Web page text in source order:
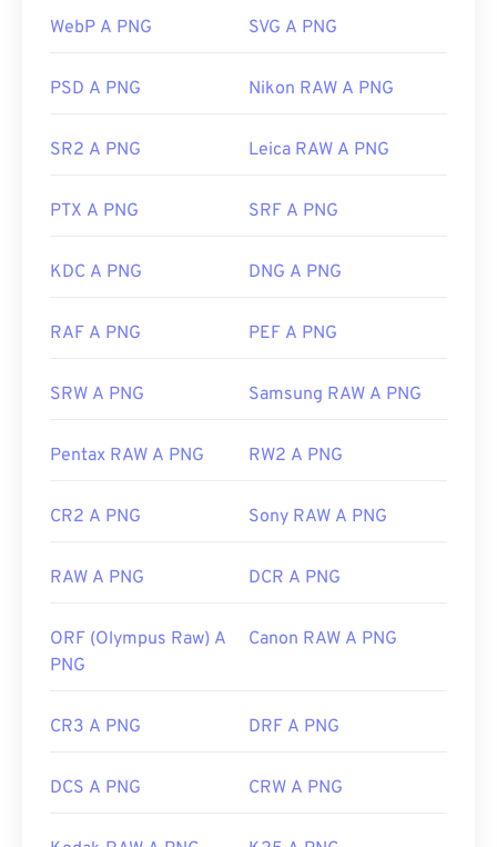
browser web. Se riscontri problemi nell'apertura
JPG,da PNG a WebP da PNG a BMP.
Programmi alternativi comeGIMP o Adobe
PNG. I file PNG sono leggermente più grandi
quando li aggiungete a una pagina web. Una
possibilità di creare trasparenza nell'immagine, in
Data di rilascio iniziale:
1 ottobre 1996
Articolo wiki sui PNG
Utilizza il nostro Selettore colori per scegliere i
colori dalle immagini
WebP A PNG SVG A PNG
PSD A PNG Nikon RAW A PNG
SR2 A PNG Leica RAW A PNG
PTX A PNG SRF A PNG
KDC A PNG DNG A PNG
RAF A PNG PEF A PNG
SRW A PNG Samsung RAW A PNG
Pentax RAW A PNG RW2 A PNG
CR2 A PNG Sony RAW A PNG
RAW A PNG DCR A PNG
ORF (Olympus Raw) A
PNG
Canon RAW A PNG
CR3 A PNG DRF A PNG
DCS A PNG CRW A PNG